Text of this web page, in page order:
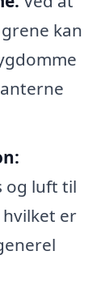
kan
og luft til
er